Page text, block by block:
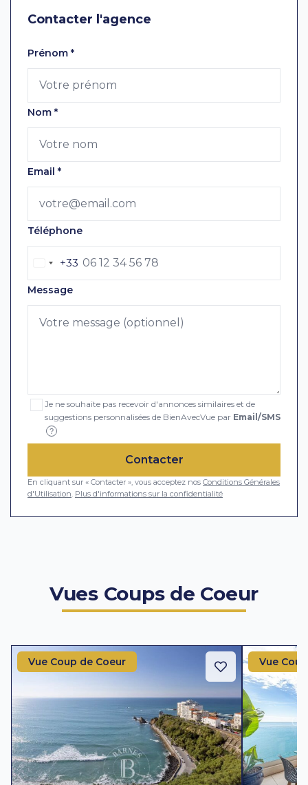
Contacter l'agence
Laissez ce champ vide
Prénom *
Nom *
Email *
Téléphone
+33
Message
Je ne souhaite pas recevoir d'annonces similaires et de
suggestions personnalisées de BienAvecVue par Email/SMS
?
Contacter
En cliquant sur « Contacter », vous acceptez nos Conditions Générales
d'Utilisation Plus d'informations sur la confidentialité
Vues Coups de Coeur
Vue Coup de Coeur Vue